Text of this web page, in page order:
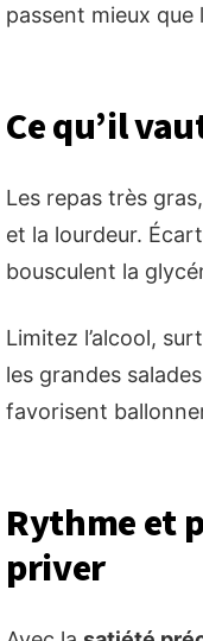
passent mieux que
Ce qu’il
Les repas très
et la lourdeur.
bousculent la
Limitez l’alcool,
les grandes
favorisent
Rythme et
priver